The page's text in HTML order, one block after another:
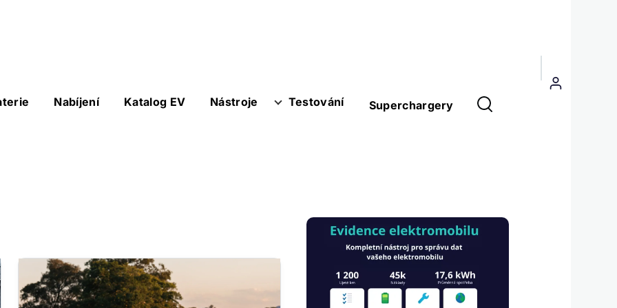
Nabíjení Katalog EV Nástroje Testování Superchargery
Menu
uživatelského
Obrázek